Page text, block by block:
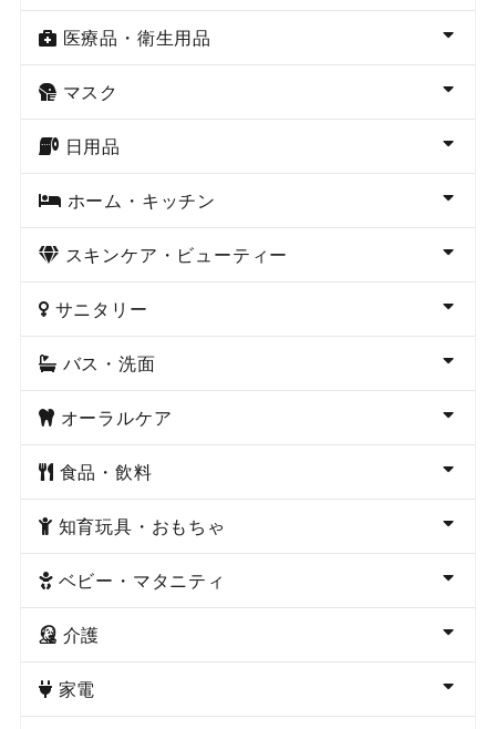
医療品・衛生用品
マスク
日用品
ホーム・キッチン
スキンケア・ビューティー
サニタリー
バス・洗面
オーラルケア
食品・飲料
知育玩具・おもちゃ
ベビー・マタニティ
介護
家電